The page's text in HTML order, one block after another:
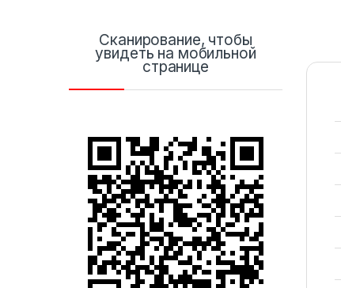
Сканирование, чтобы
увидеть на мобильной
странице